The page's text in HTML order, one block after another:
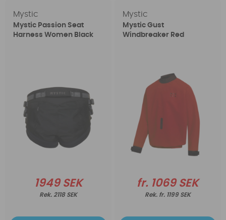
Mystic
Mystic Passion Seat
Harness Women Black
1949 SEK
2118 SEK
Mystic
Mystic Gust
Windbreaker Red
fr. 1069 SEK
fr. 1199 SEK